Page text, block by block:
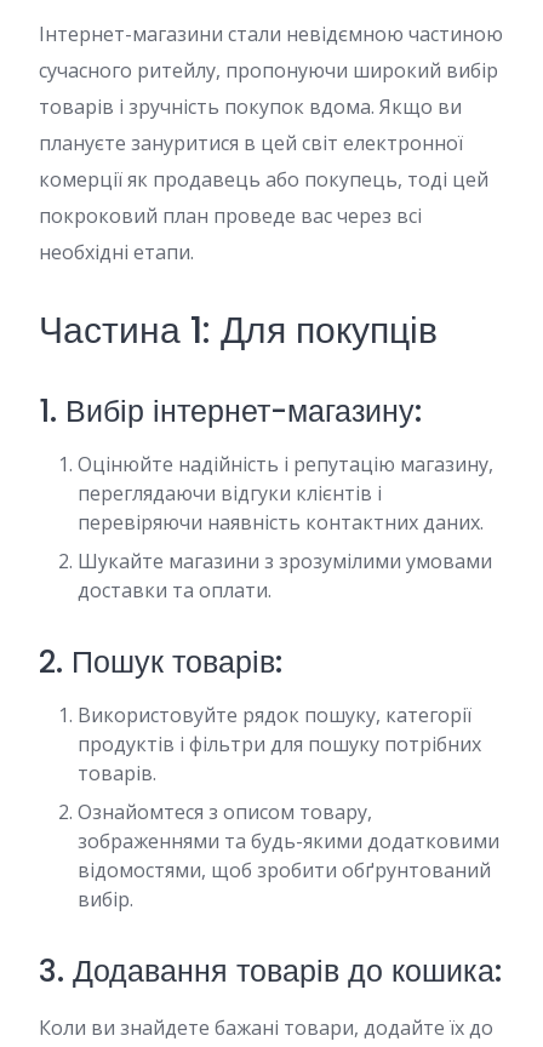
Інтернет-магазини стали невідємною частиною
сучасного ритейлу, пропонуючи широкий вибір
товарів і зручність покупок вдома. Якщо ви
плануєте зануритися в цей світ електронної
комерції як продавець або покупець, тоді цей
покроковий план проведе вас через всі
необхідні етапи.
Частина 1: Для покупців
1. Вибір інтернет-магазину:
Оцінюйте надійність і репутацію магазину,
переглядаючи відгуки клієнтів і
перевіряючи наявність контактних даних.
Шукайте магазини з зрозумілими умовами
доставки та оплати.
2. Пошук товарів:
Використовуйте рядок пошуку, категорії
продуктів і фільтри для пошуку потрібних
товарів.
Ознайомтеся з описом товару,
зображеннями та будь-якими додатковими
відомостями, щоб зробити обґрунтований
вибір.
3. Додавання товарів до кошика:
Коли ви знайдете бажані товари, додайте їх до